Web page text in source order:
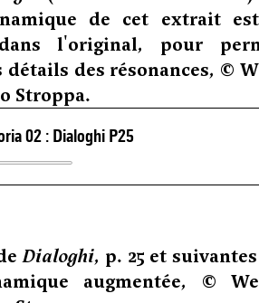
de cet extrait
l'original, pour
des résonances, ©
Stroppa.
Dialoghi, p. 25 et
augmentée, ©